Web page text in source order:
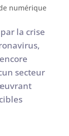
numérique
la crise
secteur